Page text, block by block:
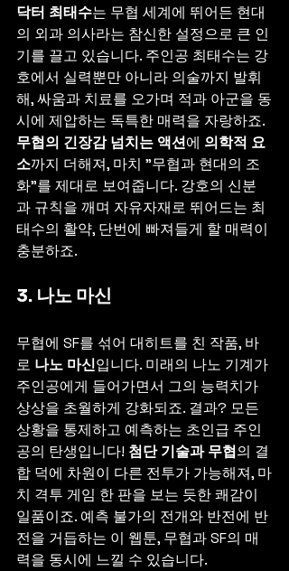
닥터 최태수는 무협 세계에 뛰어든 현대
의 외과 의사라는 참신한 설정으로 큰 인
기를 끌고 있습니다. 주인공 최태수는 강
호에서 실력뿐만 아니라 의술까지 발휘
해, 싸움과 치료를 오가며 적과 아군을 동
시에 제압하는 독특한 매력을 자랑하죠.
무협의 긴장감 넘치는 액션에 의학적 요
소까지 더해져, 마치 "무협과 현대의 조
화"를 제대로 보여줍니다. 강호의 신분
과 규칙을 깨며 자유자재로 뛰어드는 최
태수의 활약, 단번에 빠져들게 할 매력이
충분하죠.
3. 나노 마신
무협에 SF를 섞어 대히트를 친 작품, 바
로 나노 마신입니다. 미래의 나노 기계가
주인공에게 들어가면서 그의 능력치가
상상을 초월하게 강화되죠. 결과? 모든
상황을 통제하고 예측하는 초인급 주인
공의 탄생입니다! 첨단 기술과 무협의 결
합 덕에 차원이 다른 전투가 가능해져, 마
치 격투 게임 한 판을 보는 듯한 쾌감이
일품이죠. 예측 불가의 전개와 반전에 반
전을 거듭하는 이 웹툰, 무협과 SF의 매
력을 동시에 느낄 수 있습니다.